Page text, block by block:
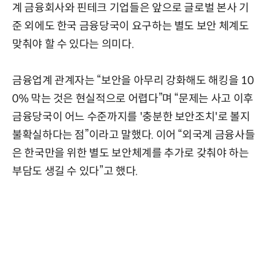
계 금융회사와 핀테크 기업들은 앞으로 글로벌 본사 기
준 외에도 한국 금융당국이 요구하는 별도 보안 체계도
맞춰야 할 수 있다는 의미다.
금융업계 관계자는 “보안을 아무리 강화해도 해킹을 10
0% 막는 것은 현실적으로 어렵다”며 “문제는 사고 이후
금융당국이 어느 수준까지를 '충분한 보안조치'로 볼지
불확실하다는 점”이라고 말했다. 이어 “외국계 금융사들
은 한국만을 위한 별도 보안체계를 추가로 갖춰야 하는
부담도 생길 수 있다”고 했다.